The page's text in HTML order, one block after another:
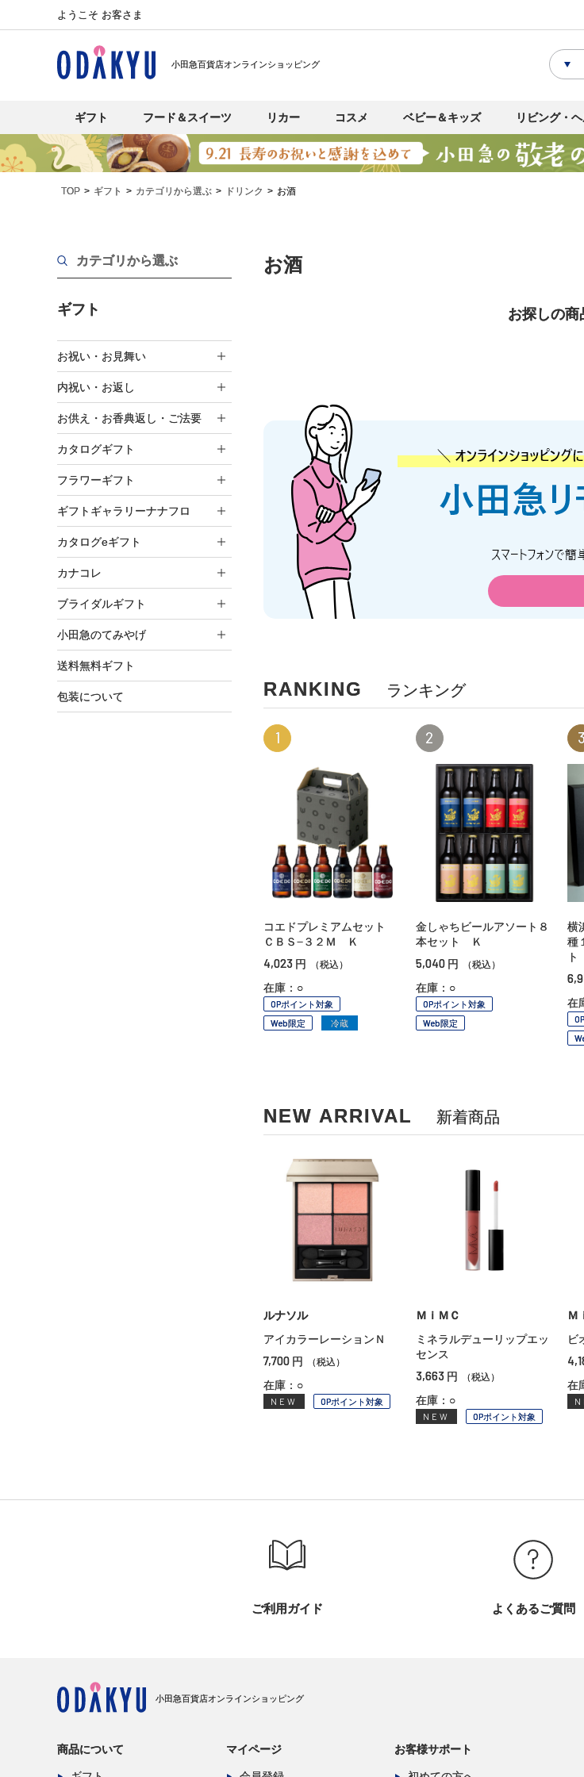
ようこそ お客さま
小田急百貨店オンラインショッピング
ギフト フード＆スイーツ リカー コスメ ベビー＆キッズ リビング・
TOP ギフト カテゴリから選ぶ ドリンク お酒
カテゴリから選ぶ
ギフト
お祝い・お見舞い
内祝い・お返し
お供え・お香典返し・ご法要
カタログギフト
フラワーギフト
ギフトギャラリーナナフロ
カタログeギフト
カナコレ
ブライダルギフト
小田急のてみやげ
送料無料ギフト
包装について
お酒
お探しの商
RANKING ランキング
1
コエドプレミアムセット
ＣＢＳ−３２Ｍ Ｋ
4,023 円 （税込）
在庫：○
OPポイント対象
Web限定
冷蔵
2
金しゃちビールアソート８
本セット Ｋ
5,040 円 （税込）
在庫：○
OPポイント対象
Web限定
3
横
種
在
NEW ARRIVAL 新着商品
ルナソル
アイカラーレーションＮ
7,700 円 （税込）
在庫：○
NEW OPポイント対象
ＭｉＭＣ
ミネラルデューリップエッ
センス
3,663 円 （税込）
在庫：○
NEW OPポイント対象
Ｍ
ビ
在
ご利用ガイド よくあるご質問
小田急百貨店オンラインショッピング
商品について マイページ お客様サポート